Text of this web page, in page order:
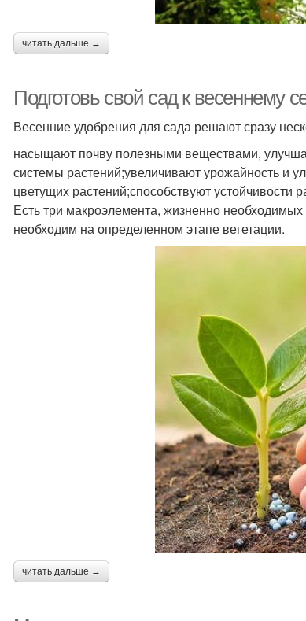
читать дальше →
Подготовь свой сад к
Весенние удобрения для сада решают сразу
насыщают почву полезными веществами,
системы растений;увеличивают урожайность и
цветущих растений;способствуют
Есть три макроэлемента, жизненно
необходим на определенном этапе вегетации.
читать дальше →